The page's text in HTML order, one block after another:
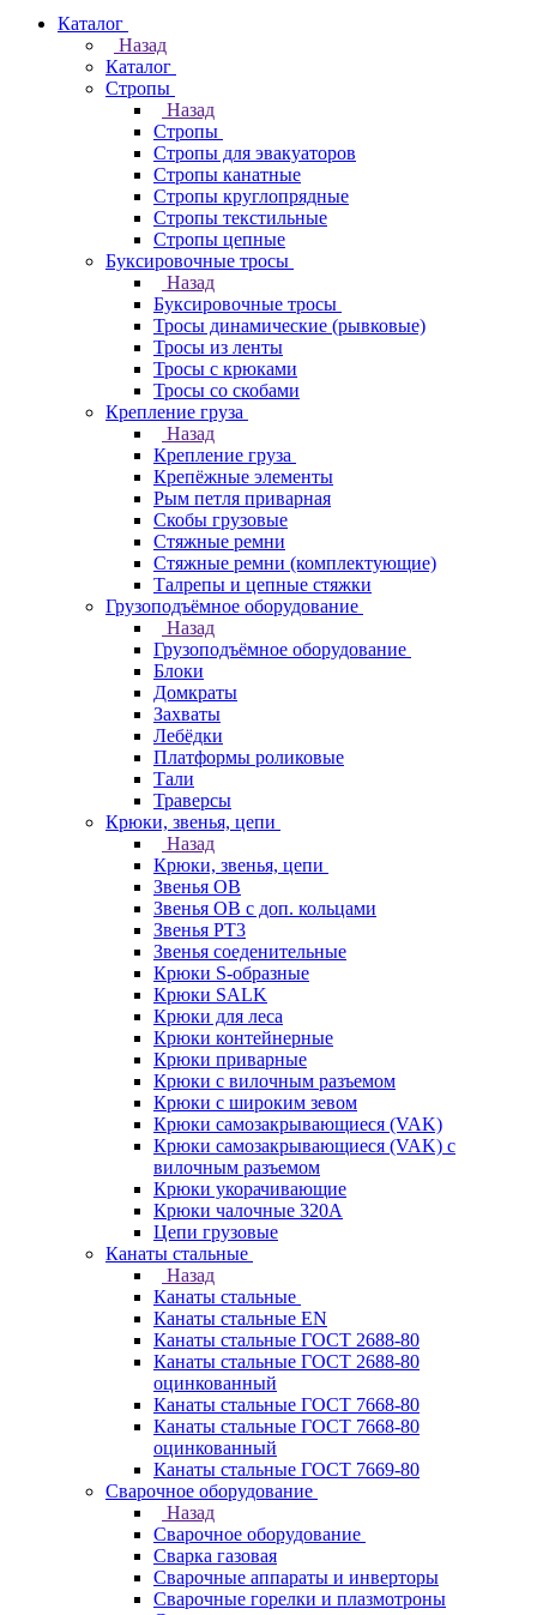
Каталог
Назад
Каталог
Стропы
Назад
Стропы
Стропы для эвакуаторов
Стропы канатные
Стропы круглопрядные
Стропы текстильные
Стропы цепные
Буксировочные тросы
Назад
Буксировочные тросы
Тросы динамические (рывковые)
Тросы из ленты
Тросы с крюками
Тросы со скобами
Крепление груза
Назад
Крепление груза
Крепёжные элементы
Рым петля приварная
Скобы грузовые
Стяжные ремни
Стяжные ремни (комплектующие)
Талрепы и цепные стяжки
Грузоподъёмное оборудование
Назад
Грузоподъёмное оборудование
Блоки
Домкраты
Захваты
Лебёдки
Платформы роликовые
Тали
Траверсы
Крюки, звенья, цепи
Назад
Крюки, звенья, цепи
Звенья ОВ
Звенья ОВ с доп. кольцами
Звенья РТ3
Звенья соеденительные
Крюки S-образные
Крюки SALK
Крюки для леса
Крюки контейнерные
Крюки приварные
Крюки с вилочным разъемом
Крюки с широким зевом
Крюки самозакрывающиеся (VAK)
Крюки самозакрывающиеся (VAK) с
вилочным разъемом
Крюки укорачивающие
Крюки чалочные 320А
Цепи грузовые
Канаты стальные
Назад
Канаты стальные
Канаты стальные EN
Канаты стальные ГОСТ 2688-80
Канаты стальные ГОСТ 2688-80
оцинкованный
Канаты стальные ГОСТ 7668-80
Канаты стальные ГОСТ 7668-80
оцинкованный
Канаты стальные ГОСТ 7669-80
Сварочное оборудование
Назад
Сварочное оборудование
Сварка газовая
Сварочные аппараты и инверторы
Сварочные горелки и плазмотроны